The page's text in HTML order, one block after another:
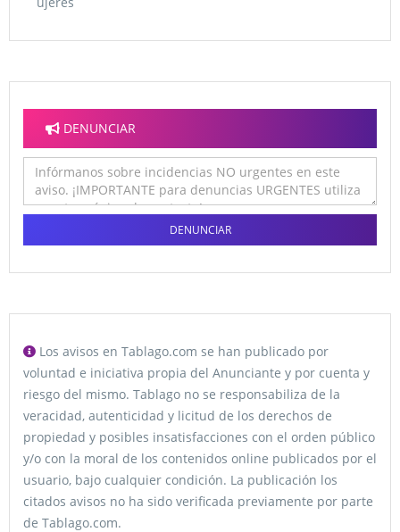
DENUNCIAR
DENUNCIAR
Los avisos en Tablago.com se han publicado por
voluntad e iniciativa propia del Anunciante y por cuenta y
riesgo del mismo. Tablago no se responsabiliza de la
veracidad, autenticidad y licitud de los derechos de
propiedad y posibles insatisfacciones con el orden público
y/o con la moral de los contenidos online publicados por el
usuario, bajo cualquier condición. La publicación los
citados avisos no ha sido verificada previamente por parte
de Tablago.com.